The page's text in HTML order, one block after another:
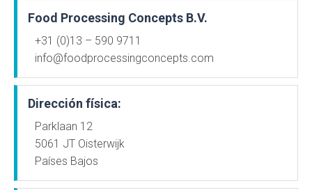
Food Processing Concepts B.V.
+31 (0)13 – 590 9711
info@foodprocessingconcepts.com
Dirección física:
Parklaan 12
5061 JT Oisterwijk
Países Bajos